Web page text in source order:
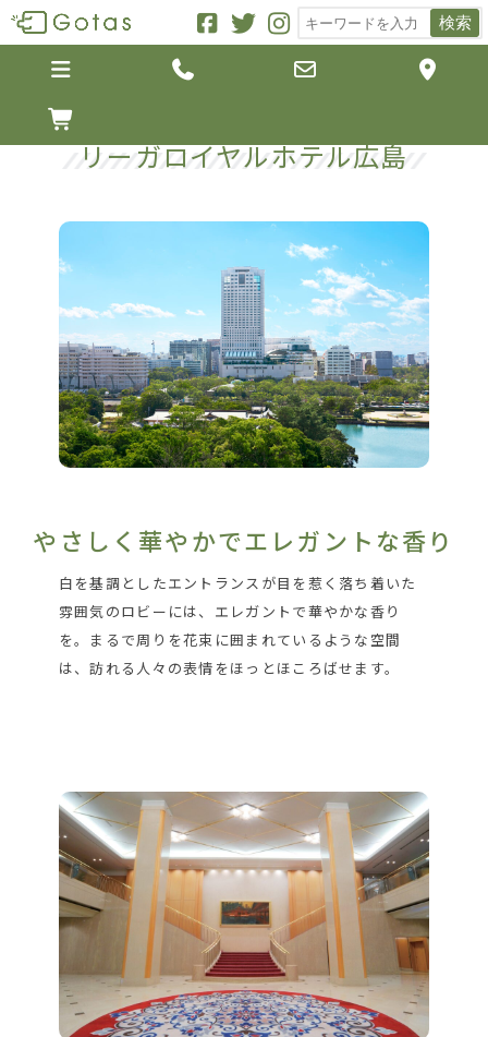
検索
   

リーガロイヤルホテル広島
やさしく華やかでエレガントな香り
白を基調としたエントランスが目を惹く落ち着いた
雰囲気のロビーには、エレガントで華やかな香り
を。まるで周りを花束に囲まれているような空間
は、訪れる人々の表情をほっとほころばせます。